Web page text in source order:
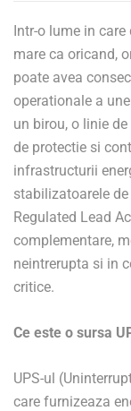
Intr-o lume in
mare ca oricand,
poate avea
operationale a
un birou, o linie
de protectie si
infrastructurii
stabilizatoarele
Regulated Lead
complementare,
neintrerupta si in
critice.
Ce este o sursa
UPS-ul
care furnizeaza